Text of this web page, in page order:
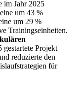
im Jahr 2025
um 43 %
um 29 %
Trainingseinheiten.
gestartete Projekt
reduzierte den
für